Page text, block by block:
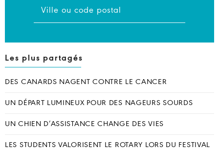
Les plus partagés
DES CANARDS NAGENT CONTRE LE CANCER
UN DÉPART LUMINEUX POUR DES NAGEURS SOURDS
UN CHIEN D’ASSISTANCE CHANGE DES VIES
LES STUDENTS VALORISENT LE ROTARY LORS DU FESTIVAL